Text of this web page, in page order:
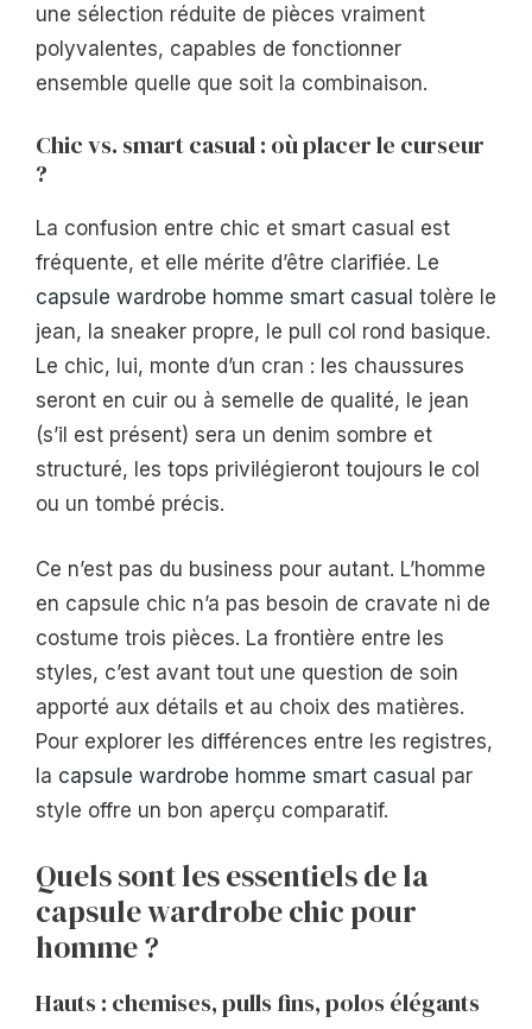
une sélection réduite de pièces vraiment
polyvalentes, capables de fonctionner
ensemble quelle que soit la combinaison.
Chic vs. smart casual : où placer le curseur
?
La confusion entre chic et smart casual est
fréquente, et elle mérite d’être clarifiée. Le
capsule wardrobe homme smart casual tolère le
jean, la sneaker propre, le pull col rond basique.
Le chic, lui, monte d’un cran : les chaussures
seront en cuir ou à semelle de qualité, le jean
(s’il est présent) sera un denim sombre et
structuré, les tops privilégieront toujours le col
ou un tombé précis.
Ce n’est pas du business pour autant. L’homme
en capsule chic n’a pas besoin de cravate ni de
costume trois pièces. La frontière entre les
styles, c’est avant tout une question de soin
apporté aux détails et au choix des matières.
Pour explorer les différences entre les registres,
la capsule wardrobe homme smart casual par
style offre un bon aperçu comparatif.
Quels sont les essentiels de la
capsule wardrobe chic pour
homme ?
Hauts : chemises, pulls fins, polos élégants